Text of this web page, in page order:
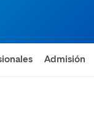
Admisión